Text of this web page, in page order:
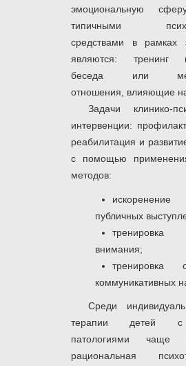
эмоциональную
типичными
средствами в рамках
являются: тренинг
беседа или
отношения, влияющие
Задачи клинико-
интервенции:
реабилитация и
с помощью
методов:
публичных
внимания;
тренировка
коммуникативных
Среди
терапии детей с
патологиями чаще
рациональная